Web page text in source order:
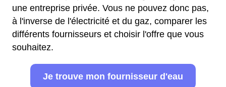
une entreprise privée. Vous ne pouvez donc pas,
à l'inverse de l'électricité et du gaz, comparer les
différents fournisseurs et choisir l'offre que vous
souhaitez.
Je trouve mon fournisseur d'eau